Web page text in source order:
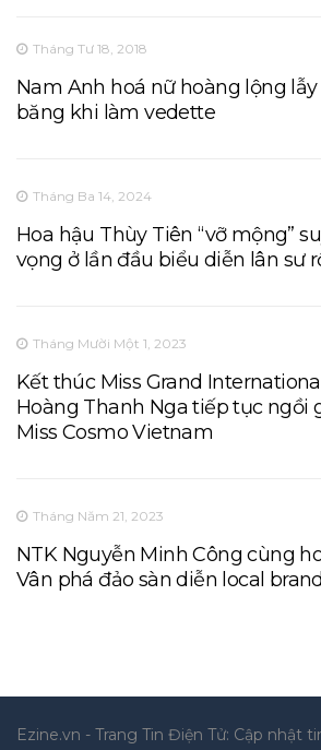
Tháng Tư 18, 2018
Nam Anh hoá nữ hoàng lộng
băng khi làm vedette
Tháng Ba 14, 2024
Hoa hậu Thùy Tiên “vỡ mộng”
vọng ở lần đầu biểu diễn lân sư
Tháng Mười Một 1, 2023
Kết thúc Miss Grand
Hoàng Thanh Nga tiếp tục ngồi
Miss Cosmo Vietnam
Tháng Năm 21, 2023
NTK Nguyễn Minh Công cùng
Vân phá đảo sàn diễn local brand
Ezine.vn - Trang Tin Điện Tử: Cập nhật